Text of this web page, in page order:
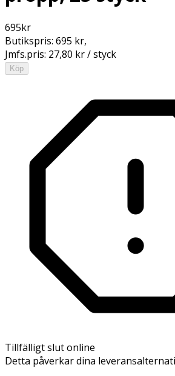
695kr
Butikspris: 695 kr,
Jmfs.pris: 27,80 kr / styck
Köp
Tillfälligt slut online
Detta påverkar dina